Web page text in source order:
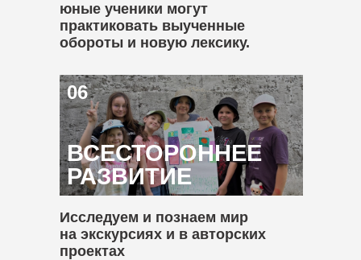
Исследуем и познаем мир
на экскурсиях и в авторских
проектах
ВСЕСТОРОННЕЕ
РАЗВИТИЕ
06
юные ученики могут
практиковать выученные
обороты и новую лексику.